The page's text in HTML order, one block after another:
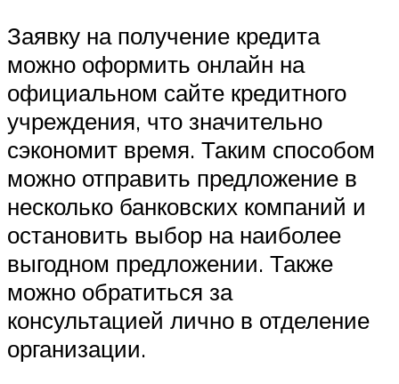
Заявку на получение кредита
можно оформить онлайн на
официальном сайте кредитного
учреждения, что значительно
сэкономит время. Таким способом
можно отправить предложение в
несколько банковских компаний и
остановить выбор на наиболее
выгодном предложении. Также
можно обратиться за
консультацией лично в отделение
организации.